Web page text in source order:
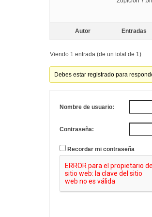
Autor Entradas
Viendo 1 entrada (de un total de 1)
Debes estar registrado para
Nombre de usuario:
Contraseña:
Recordar mi contraseña